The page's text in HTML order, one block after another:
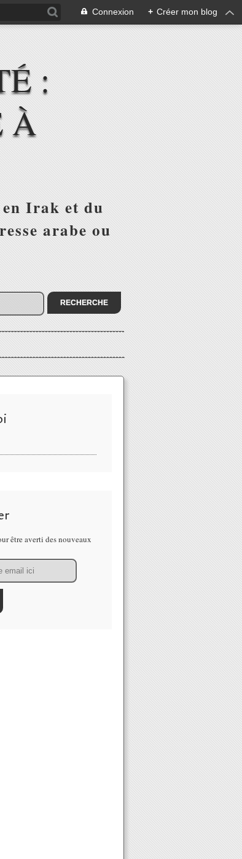
Connexion + Créer mon blog
:
À
Irak et du
arabe ou
être averti des nouveaux